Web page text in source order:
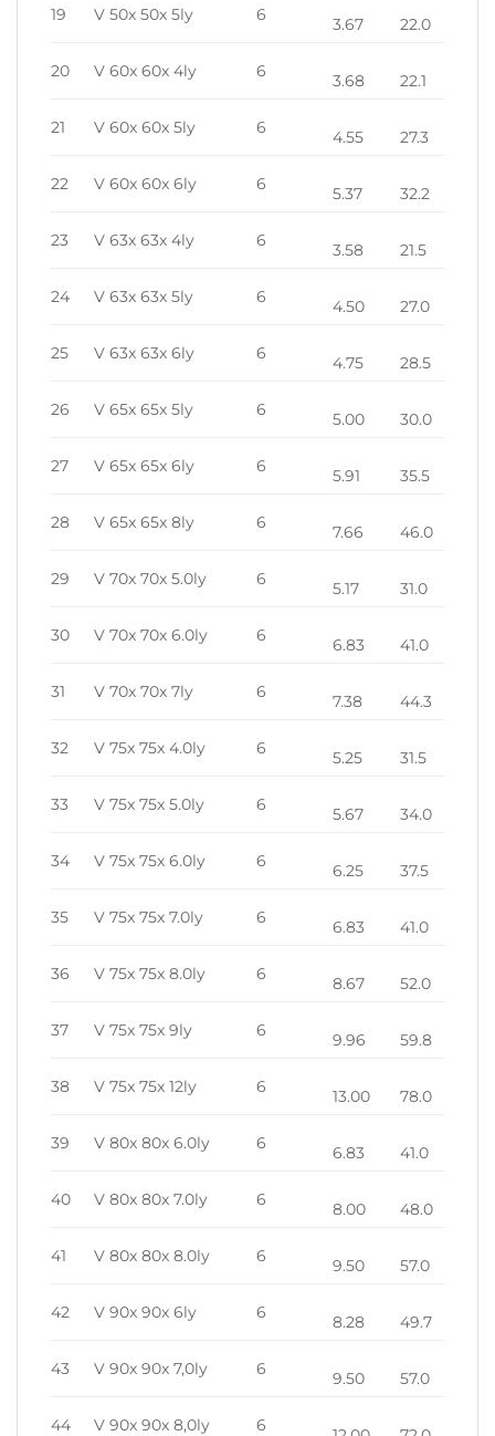
19 V 50x 50x 5ly 6 3.67 22.0
20 V 60x 60x 4ly 6 3.68 22.1
21 V 60x 60x 5ly 6 4.55 27.3
22 V 60x 60x 6ly 6 5.37 32.2
23 V 63x 63x 4ly 6 3.58 21.5
24 V 63x 63x 5ly 6 4.50 27.0
25 V 63x 63x 6ly 6 4.75 28.5
26 V 65x 65x 5ly 6 5.00 30.0
27 V 65x 65x 6ly 6 5.91 35.5
28 V 65x 65x 8ly 6 7.66 46.0
29 V 70x 70x 5.0ly 6 5.17 31.0
30 V 70x 70x 6.0ly 6 6.83 41.0
31 V 70x 70x 7ly 6 7.38 44.3
32 V 75x 75x 4.0ly 6 5.25 31.5
33 V 75x 75x 5.0ly 6 5.67 34.0
34 V 75x 75x 6.0ly 6 6.25 37.5
35 V 75x 75x 7.0ly 6 6.83 41.0
36 V 75x 75x 8.0ly 6 8.67 52.0
37 V 75x 75x 9ly 6 9.96 59.8
38 V 75x 75x 12ly 6 13.00 78.0
39 V 80x 80x 6.0ly 6 6.83 41.0
40 V 80x 80x 7.0ly 6 8.00 48.0
41 V 80x 80x 8.0ly 6 9.50 57.0
42 V 90x 90x 6ly 6 8.28 49.7
43 V 90x 90x 7,0ly 6 9.50 57.0
44 V 90x 90x 8,0ly 6